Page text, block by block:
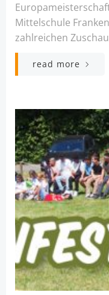
Mittelschule
zahlreichen
read more